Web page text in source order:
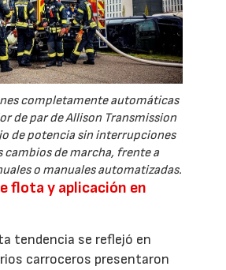
completamente automáticas
de par de Allison Transmission
de potencia sin interrupciones
cambios de marcha, frente a
o manuales automatizadas.
flota y aplicación en
tendencia se reflejó en
carroceros presentaron